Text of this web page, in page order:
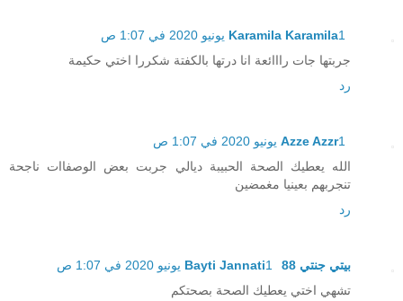
Karamila Karamila1 يونيو 2020 في 1:07 ص
جربتها جات رااائعة انا درتها بالكفتة شكررا اختي حكيمة
رد
Azze Azzr1 يونيو 2020 في 1:07 ص
الله يعطيك الصحة الحبيبة ديالي جربت بعض الوصفاات ناجحة
تنجربهم بعينيا مغمضين
رد
بيتي جنتي 88 Bayti Jannati
1 يونيو 2020 في 1:07 ص
تشهي اختي يعطيك الصحة بصحتكم